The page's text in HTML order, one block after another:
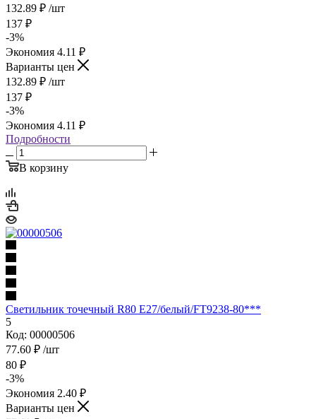
132.89 ₽ /шт
137 ₽
-3%
Экономия 4.11 ₽
Варианты цен
132.89 ₽ /шт
137 ₽
-3%
Экономия 4.11 ₽
Подробности
В корзину
Светильник точечный R80 Е27/белый/FT9238-80***
5
Код: 00000506
77.60 ₽ /шт
80 ₽
-3%
Экономия 2.40 ₽
Варианты цен